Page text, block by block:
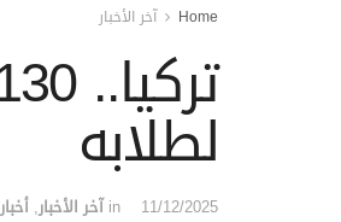
Home آخر الأخبار
لطلابه
11/12/2025
in آخر الأخبار,